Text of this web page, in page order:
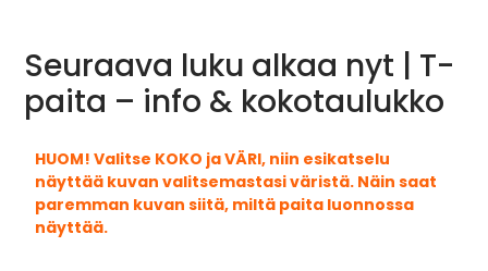
Seuraava luku alkaa nyt | T-
paita – info & kokotaulukko
HUOM! Valitse KOKO ja VÄRI, niin esikatselu
näyttää kuvan valitsemastasi väristä. Näin saat
paremman kuvan siitä, miltä paita luonnossa
näyttää.